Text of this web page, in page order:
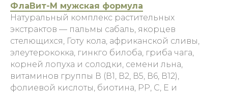
ФлаВит-М мужская формула
Натуральный комплекс растительных
экстрактов — пальмы сабаль, якорцев
стелющихся, Готу кола, африканской сливы,
элеутерококка, гинкго билоба, гриба чага,
корней лопуха и солодки, семени льна,
витаминов группы В (В1, В2, В5, В6, В12),
фолиевой кислоты, биотина, РР, С, Е и